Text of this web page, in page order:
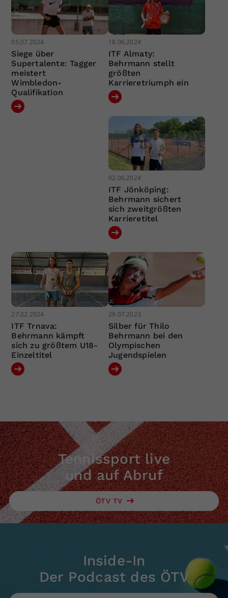
05.07.2024
Siege über
Supertalente: Tagger
meistert
Wimbledon-
Qualifikation
18.06.2024
ITF Almaty:
Behrmann stellt
größten
Karrieretriumph ein
02.06.2024
ITF Jönköping:
Behrmann sichert
sich zweitgrößten
Karrieretitel
27.02.2024
ITF Trnava:
Behrmann kämpft
sich zu größtem U18-
Einzeltitel
29.07.2023
Silber für Thilo
Behrmann bei den
Olympischen
Jugendspielen
Tennissport live
und auf Abruf
ÖTV TV
Inside-In
Der Podcast des ÖTV